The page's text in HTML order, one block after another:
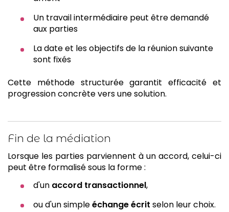
Un travail intermédiaire peut être demandé
aux parties
La date et les objectifs de la réunion suivante
sont fixés
Cette méthode structurée garantit efficacité et
progression concrète vers une solution.
Fin de la médiation
Lorsque les parties parviennent à un accord, celui-ci
peut être formalisé sous la forme :
d'un accord transactionnel,
ou d'un simpleéchange écrit selon leur choix.